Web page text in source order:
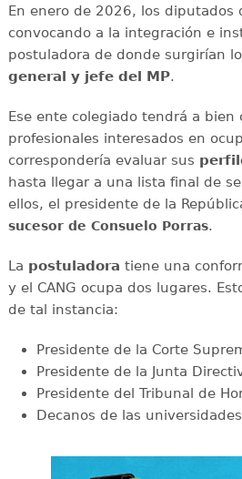
En enero de 2026, los diputados
convocando a la integración e
postuladora de donde surgirían
general y jefe del MP.
Ese ente colegiado tendrá a bien
profesionales interesados en
correspondería evaluar sus
hasta llegar a una lista final de
ellos, el presidente de la
sucesor de Consuelo Porras.
La postuladora tiene una
y el CANG ocupa dos lugares.
de tal instancia:
Presidente de la Corte
Presidente de la Junta
Presidente del Tribunal de
Decanos de las